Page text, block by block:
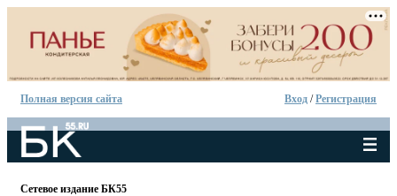
Полная версия сайта Вход /Регистрация
Сетевое издание БК55